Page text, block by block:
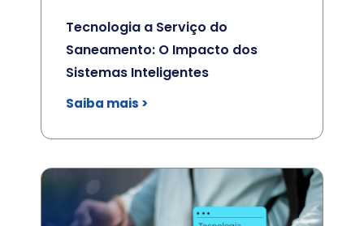
Tecnologia a Serviço do
Saneamento: O Impacto dos
Sistemas Inteligentes
Saiba mais >